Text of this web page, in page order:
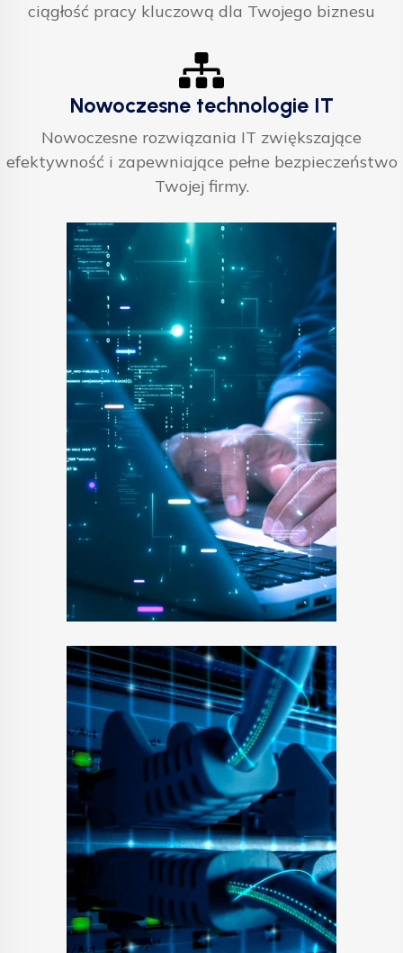
ciągłość pracy kluczową dla Twojego biznesu
Nowoczesne technologie IT
Nowoczesne rozwiązania IT zwiększające
efektywność i zapewniające pełne bezpieczeństwo
Twojej firmy.